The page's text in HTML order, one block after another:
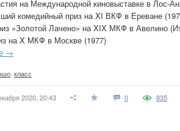
на Международной киновыставке в Лос-
комедийный приз на XI ВКФ в Ереване
«Золотой Лачено» на XIX МКФ в Авелино
на X МКФ в Москве (1977)
→
класс
2020, 20:43 0 835